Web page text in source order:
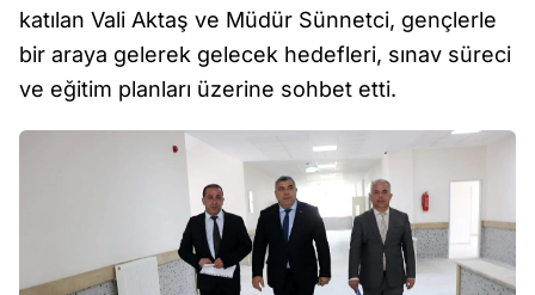
katılan Vali Aktaş ve Müdür Sünnetci, gençlerle
bir araya gelerek gelecek hedefleri, sınav süreci
ve eğitim planları üzerine sohbet etti.